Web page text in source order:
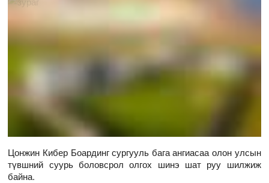
Цонжин Кибер Боардинг сургууль бага ангиасаа олон улсын
түвшний суурь боловсрол олгох шинэ шат руу шилжиж
байна.